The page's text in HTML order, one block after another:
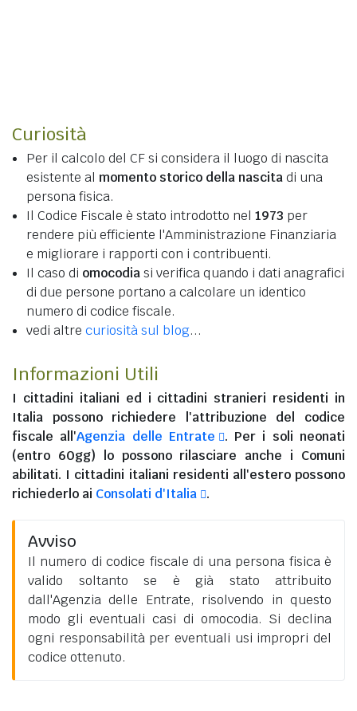
Curiosità
Per il calcolo del CF si considera il luogo di nascita
esistente al momento storico della nascitadi una
persona fisica.
Il Codice Fiscale è stato introdotto nel 1973 per
rendere più efficiente l'Amministrazione Finanziaria
e migliorare i rapporti con i contribuenti.
Il caso di omocodiasi verifica quando i dati anagrafici
di due persone portano a calcolare un identico
numero di codice fiscale.
vedi altre curiosità sul blog...
Informazioni Utili
I cittadini italiani ed i cittadini stranieri residenti in
Italia possono richiedere l'attribuzione del codice
fiscale all'Agenzia delle Entrate
. Per i soli neonati
(entro 60gg) lo possono rilasciare anche i Comuni
abilitati. I cittadini italiani residenti all'esteropossono
richiederlo ai Consolati d'Italia .
Avviso
Il numero di codice fiscale di una persona fisica è
valido soltanto se è già stato attribuito
dall'Agenzia delle Entrate, risolvendo in questo
modo gli eventuali casi di omocodia. Si declina
ogni responsabilità per eventuali usi impropri del
codice ottenuto.